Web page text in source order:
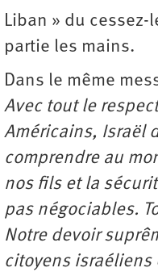
Liban » du cessez-
partie les mains.
Dans le même
Avec tout le
Américains, Israël
comprendre au
nos fils et la
pas négociables.
Notre devoir
citoyens israéliens